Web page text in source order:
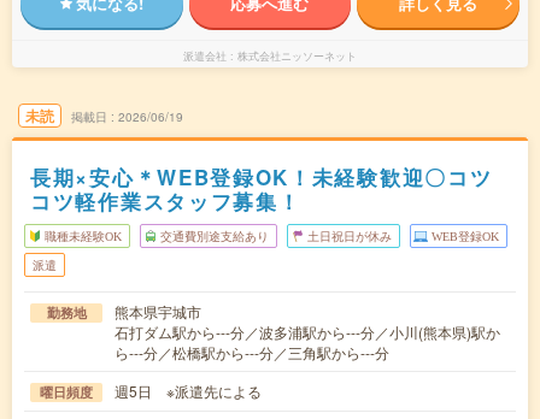
派遣会社 株式会社ニッソーネット
未読 掲載日 2026/06/19
長期×安心＊WEB登録OK！未経験歓迎〇コツ
コツ軽作業スタッフ募集！
職種未経験OK 交通費別途支給あり 土日祝日が休み WEB登録OK
派遣
勤務地
熊本県宇城市
石打ダム駅から---分／波多浦駅から---分／小川(熊本県)駅か
ら---分／松橋駅から---分／三角駅から---分
曜日頻度 週5日 ※派遣先による